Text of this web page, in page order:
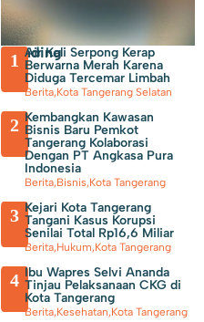
Trending
1 Air Kali Serpong Kerap
Berwarna Merah Karena
Diduga Tercemar Limbah
Berita,Kota Tangerang Selatan
2 Kembangkan Kawasan
Bisnis Baru Pemkot
Tangerang Kolaborasi
Dengan PT Angkasa Pura
Indonesia
Berita,Bisnis,Kota Tangerang
3 Kejari Kota Tangerang
Tangani Kasus Korupsi
Senilai Total Rp16,6 Miliar
Berita,Hukum,Kota Tangerang
4 Ibu Wapres Selvi Ananda
Tinjau Pelaksanaan CKG di
Kota Tangerang
Berita,Kesehatan,Kota Tangerang